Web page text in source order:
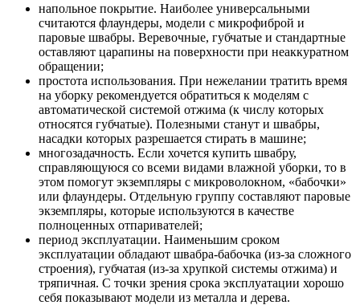
напольное покрытие. Наиболее универсальными
считаются флаундеры, модели с микрофиброй и
паровые швабры. Веревочные, губчатые и стандартные
оставляют царапины на поверхности при неаккуратном
обращении;
простота использования. При нежелании тратить время
на уборку рекомендуется обратиться к моделям с
автоматической системой отжима (к числу которых
относятся губчатые). Полезными станут и швабры,
насадки которых разрешается стирать в машине;
многозадачность. Если хочется купить швабру,
справляющуюся со всеми видами влажной уборки, то в
этом помогут экземпляры с микроволокном, «бабочки»
или флаундеры. Отдельную группу составляют паровые
экземпляры, которые используются в качестве
полноценных отпаривателей;
период эксплуатации. Наименьшим сроком
эксплуатации обладают швабра-бабочка (из-за сложного
строения), губчатая (из-за хрупкой системы отжима) и
тряпичная. С точки зрения срока эксплуатации хорошо
себя показывают модели из металла и дерева.